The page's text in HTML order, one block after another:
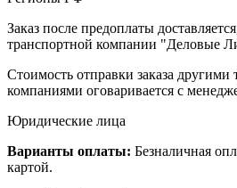
Заказ после предоплаты
транспортной компании "Деловые
Стоимость отправки заказа
компаниями оговаривается с
Юридические лица
Варианты оплаты: Безналичная
картой.